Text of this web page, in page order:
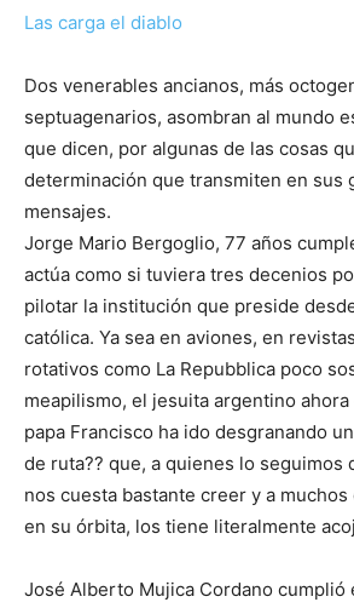
Las carga el diablo
Dos venerables ancianos, más
septuagenarios, asombran al mundo
que dicen, por algunas de las cosas
determinación que transmiten en sus
mensajes.
Jorge Mario Bergoglio, 77 años
actúa como si tuviera tres decenios
pilotar la institución que preside
católica. Ya sea en aviones, en
rotativos como La Repubblica poco
meapilismo, el jesuita argentino
papa Francisco ha ido desgranando
de ruta?? que, a quienes lo seguimos
nos cuesta bastante creer y a
en su órbita, los tiene literalmente
José Alberto Mujica Cordano cumplió